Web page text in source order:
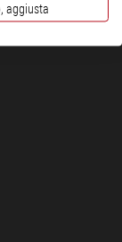
aggiusta